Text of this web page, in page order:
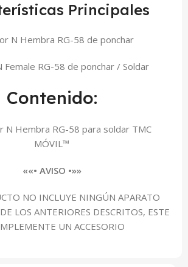
Principales
N Hembra RG-58 de ponchar
Female RG-58 de ponchar / Soldar
Contenido:
N Hembra RG-58 para soldar TMC
MÓVIL™
««• AVISO •»»
NO INCLUYE NINGÚN APARATO
LOS ANTERIORES DESCRITOS, ESTE
UN ACCESORIO